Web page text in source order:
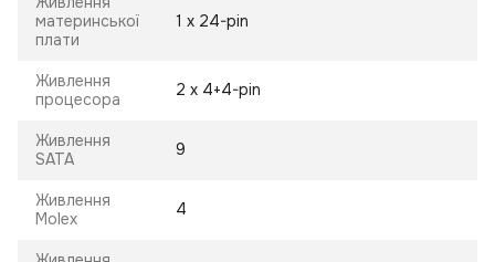
материнської
плати
1 х 24-pin
Живлення
процесора
2 х 4+4-pin
Живлення
SATA
9
Живлення
Molex
4